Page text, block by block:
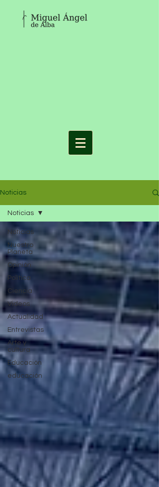
Noticias
Noticias
Nuestro
Planeta
Opinión
Política
Ciencia
Videos
Actualidad
Entrevistas
Arte y
cultura
Educación
educación
Noticias